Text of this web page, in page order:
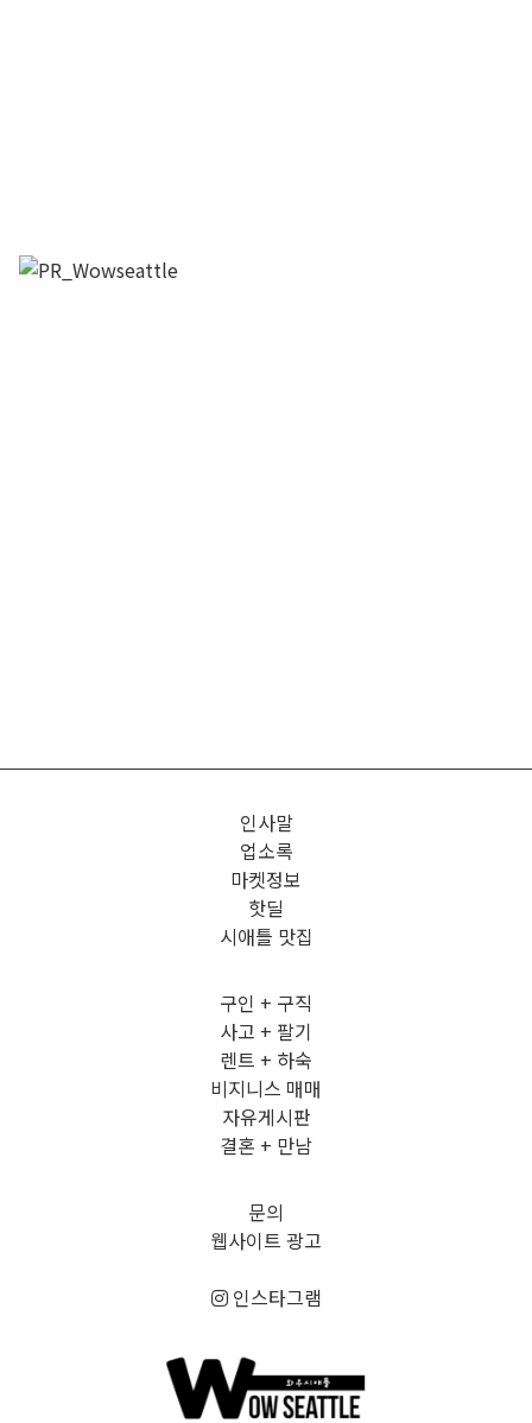
인사말
업소록
마켓정보
핫딜
시애틀 맛집
구인 + 구직
사고 + 팔기
렌트 + 하숙
비지니스 매매
자유게시판
결혼 + 만남
문의
웹사이트 광고
인스타그램